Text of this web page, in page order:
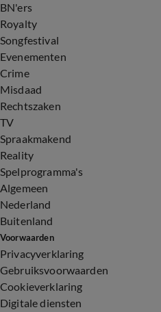
BN'ers
Royalty
Songfestival
Evenementen
Crime
Misdaad
Rechtszaken
TV
Spraakmakend
Reality
Spelprogramma's
Algemeen
Nederland
Buitenland
Voorwaarden
Privacyverklaring
Gebruiksvoorwaarden
Cookieverklaring
Digitale diensten